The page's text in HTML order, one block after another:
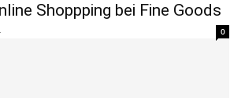
Shoppping bei Fine Goods
0